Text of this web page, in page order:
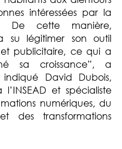
intéressées par la
De cette manière,
su légitimer son outil
publicitaire, ce qui a
sa croissance”, a
indiqué David Dubois,
l’INSEAD et spécialiste
numériques, du
des transformations